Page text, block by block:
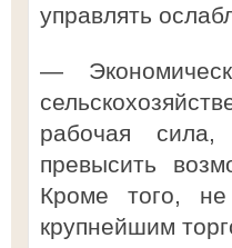
управлять
—
рабочая сила,
превысить
Кроме того,
крупнейшим